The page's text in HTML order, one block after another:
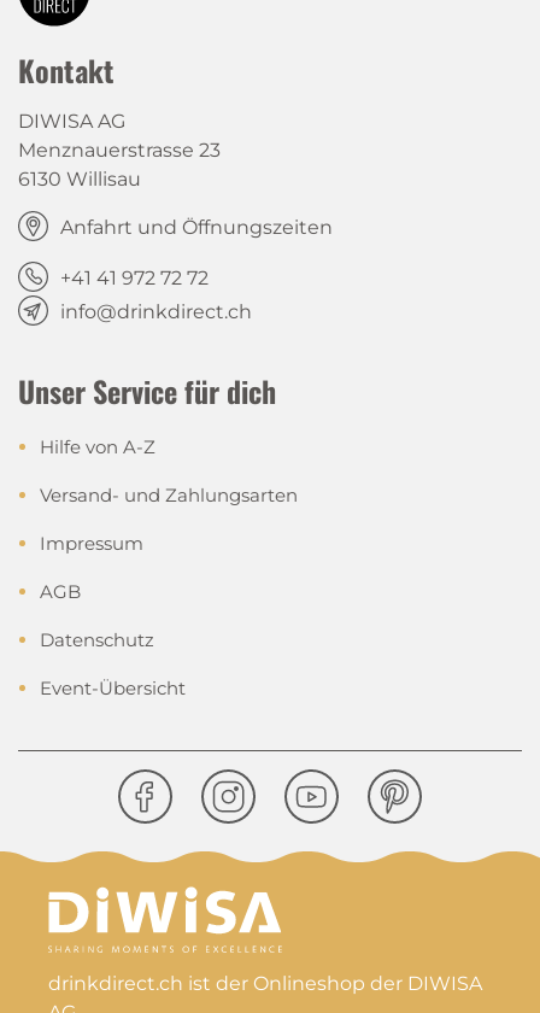
Kontakt
DIWISA AG
Menznauerstrasse 23
6130 Willisau
Anfahrt und Öffnungszeiten
+41 41 972 72 72
info@drinkdirect.ch
Unser Service für dich
Hilfe von A-Z
Versand- und Zahlungsarten
Impressum
AGB
Datenschutz
Event-Übersicht
drinkdirect.ch ist der Onlineshop der DIWISA